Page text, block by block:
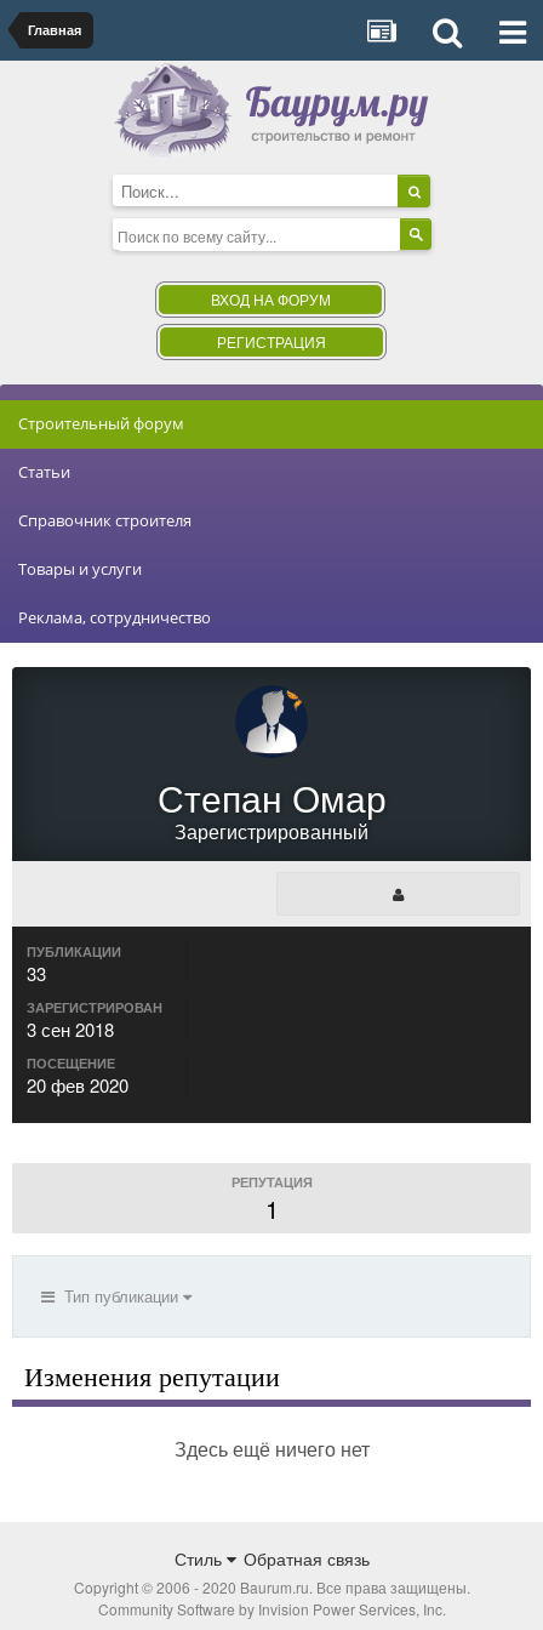
Главная
ВХОД НА ФОРУМ
РЕГИСТРАЦИЯ
Строительный форум
Статьи
Справочник строителя
Товары и услуги
Реклама, сотрудничество
Степан Омар
Зарегистрированный
ПУБЛИКАЦИИ
33
ЗАРЕГИСТРИРОВАН
3 сен 2018
ПОСЕЩЕНИЕ
20 фев 2020
РЕПУТАЦИЯ
1
Тип публикации
Изменения репутации
Здесь ещё ничего нет
Стиль Обратная связь
Copyright © 2006 - 2020 Baurum.ru. Все права защищены.
Community Software by Invision Power Services, Inc.